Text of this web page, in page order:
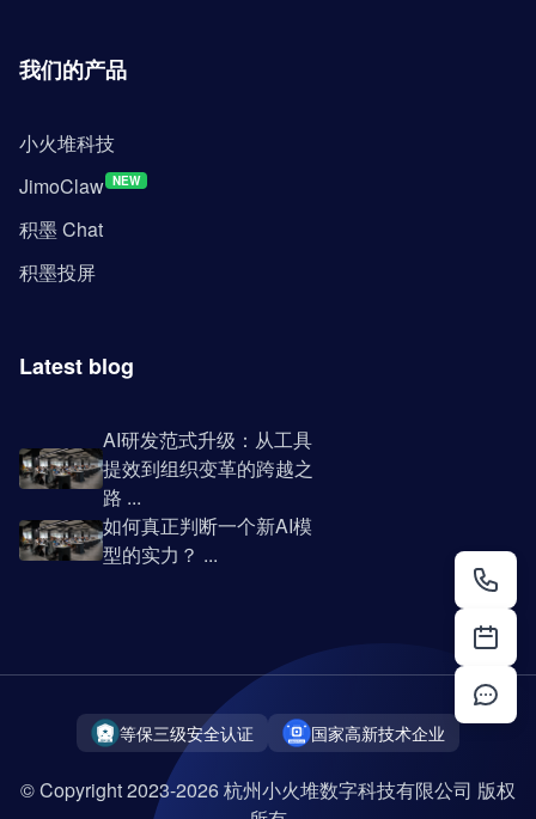
我们的产品
小火堆科技
JimoClaw NEW
积墨 Chat
积墨投屏
Latest blog
AI研发范式升级：从工具
提效到组织变革的跨越之
路 ...
如何真正判断一个新AI模
型的实力？ ...
等保三级安全认证 国家高新技术企业
© Copyright 2023-2026 杭州小火堆数字科技有限公司 版权